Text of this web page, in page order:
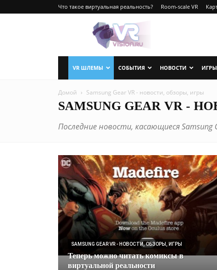
Что такое виртуальная реальность? Room-scale VR
VRvision.ru
VR ШЛЕМЫ СОБЫТИЯ НОВОСТИ ИГРЫ
Домой Samsung Gear VR - новости, обзоры, игры
SAMSUNG GEAR VR -
Последние новости, касающиеся Samsung
SAMSUNG GEAR VR - НОВОСТИ, ОБЗОРЫ, ИГРЫ
Теперь можно читать комиксы в
виртуальной реальности